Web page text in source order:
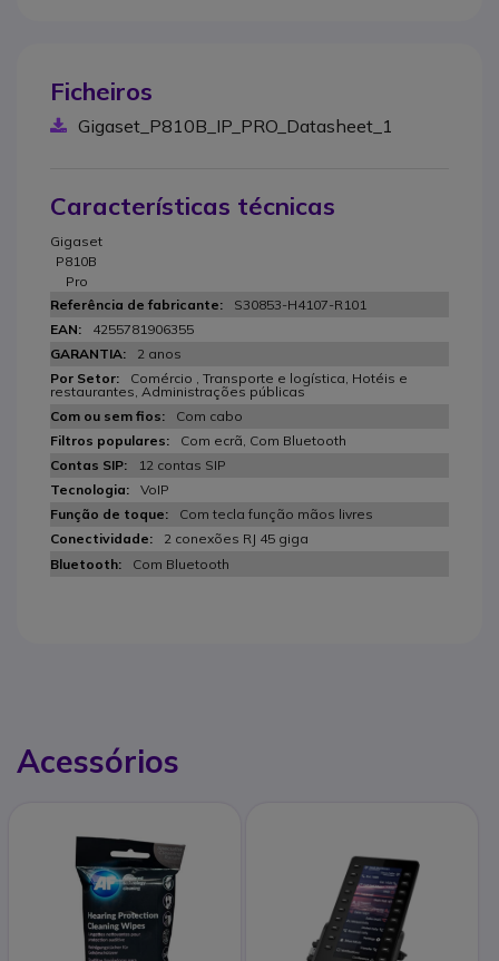
Ficheiros
Gigaset_P810B_IP_PRO_Datasheet_1
Características técnicas
Gigaset
P810B
Pro
S30853-H4107-R101
4255781906355
2 anos
Comércio , Transporte e logística, Hotéis e
restaurantes, Administrações públicas
Com cabo
Com ecrã, Com Bluetooth
12 contas SIP
VoIP
Com tecla função mãos livres
2 conexões RJ 45 giga
Com Bluetooth
Acessórios